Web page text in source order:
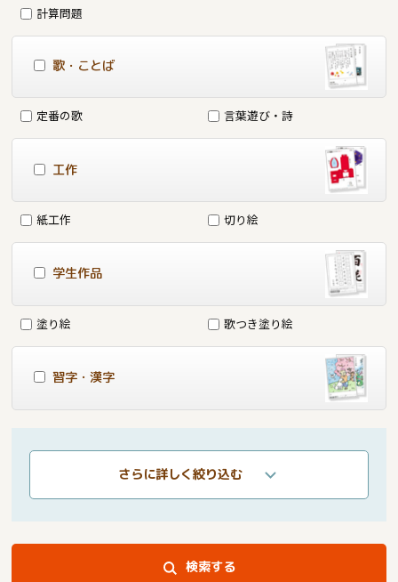
計算問題
歌・ことば
定番の歌 言葉遊び・詩
工作
紙工作 切り絵
学生作品
塗り絵 歌つき塗り絵
習字・漢字
さらに詳しく絞り込む
検索する